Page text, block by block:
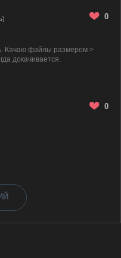
0
Качаю файлы размером >
докачивается.
0